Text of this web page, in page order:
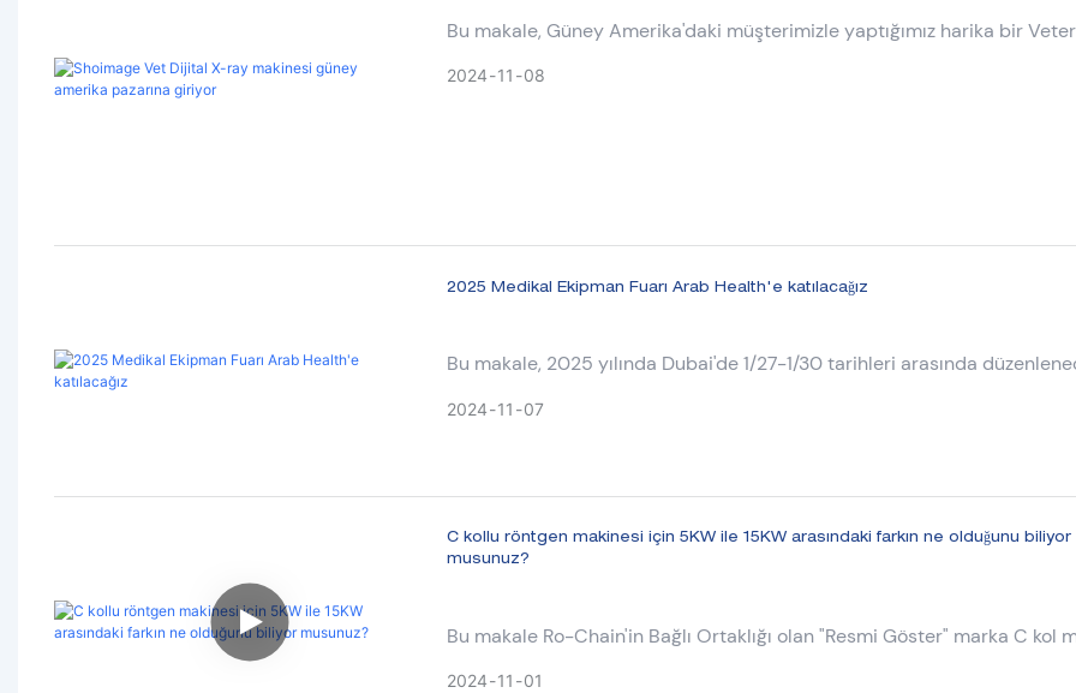
Bu makale, Güney Amerika'daki müşterimizle yaptığımız harika bir
Dijital Röntgen makinesi tartışması hakkındadır.
2024 11 08
2025 Medikal Ekipman Fuarı Arab Health'e katılacağız
Bu makale, 2025 yılında Dubai'de 1/27-1/30 tarihleri ​​arasında
2024 11 07
C kollu röntgen makinesi için 5KW ile 15KW arasındaki farkın ne olduğunu biliyor
musunuz?
Bu makale Ro-Chain'in Bağlı Ortaklığı olan "Resmi Göster" marka C kol
hakkındadır.
2024 11 01